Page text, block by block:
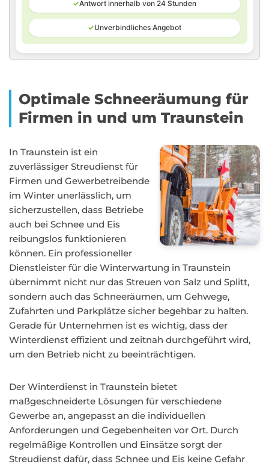
✓Antwort innerhalb von 24 Stunden
✓Unverbindliches Angebot
Optimale Schneeräumung für
Firmen in und um Traunstein
In Traunstein ist ein
zuverlässiger Streudienst für
Firmen und Gewerbetreibende
im Winter unerlässlich, um
sicherzustellen, dass Betriebe
auch bei Schnee und Eis
reibungslos funktionieren
können. Ein professioneller
Dienstleister für die Winterwartung in Traunstein
übernimmt nicht nur das Streuen von Salz und Splitt,
sondern auch das Schneeräumen, um Gehwege,
Zufahrten und Parkplätze sicher begehbar zu halten.
Gerade für Unternehmen ist es wichtig, dass der
Winterdienst effizient und zeitnah durchgeführt wird,
um den Betrieb nicht zu beeinträchtigen.
Der Winterdienst in Traunstein bietet
maßgeschneiderte Lösungen für verschiedene
Gewerbe an, angepasst an die individuellen
Anforderungen und Gegebenheiten vor Ort. Durch
regelmäßige Kontrollen und Einsätze sorgt der
Streudienst dafür, dass Schnee und Eis keine Gefahr